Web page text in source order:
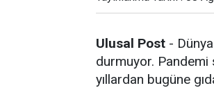
Ulusal Post -
durmuyor. Pandemi
yıllardan bugüne